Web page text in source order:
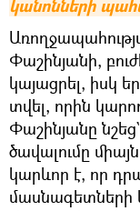
կանոնների
Փաշինյանի,
կայացրել, իսկ
տվել, որին
Փաշինյանը
ծավալումը
կարևոր է, որ
մասնագետների